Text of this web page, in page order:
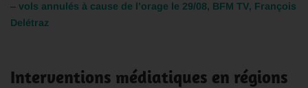
– vols annulés à cause de l’orage le 29/08, BFM TV, François
Delétraz
Interventions médiatiques en régions